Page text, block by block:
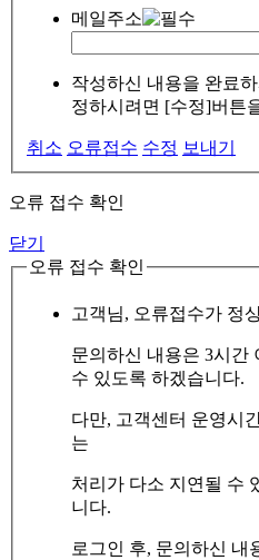
메일주소
작성하신 내용을 완료
정하시려면 [수정]버튼
취소 오류접수 수정 보내기
오류 접수 확인
닫기
오류 접수 확인
고객님, 오류접수가 정
문의하신 내용은 3시간
수 있도록 하겠습니다.
다만, 고객센터 운영시
는
처리가 다소 지연될 수
니다.
로그인 후, 문의하신 내